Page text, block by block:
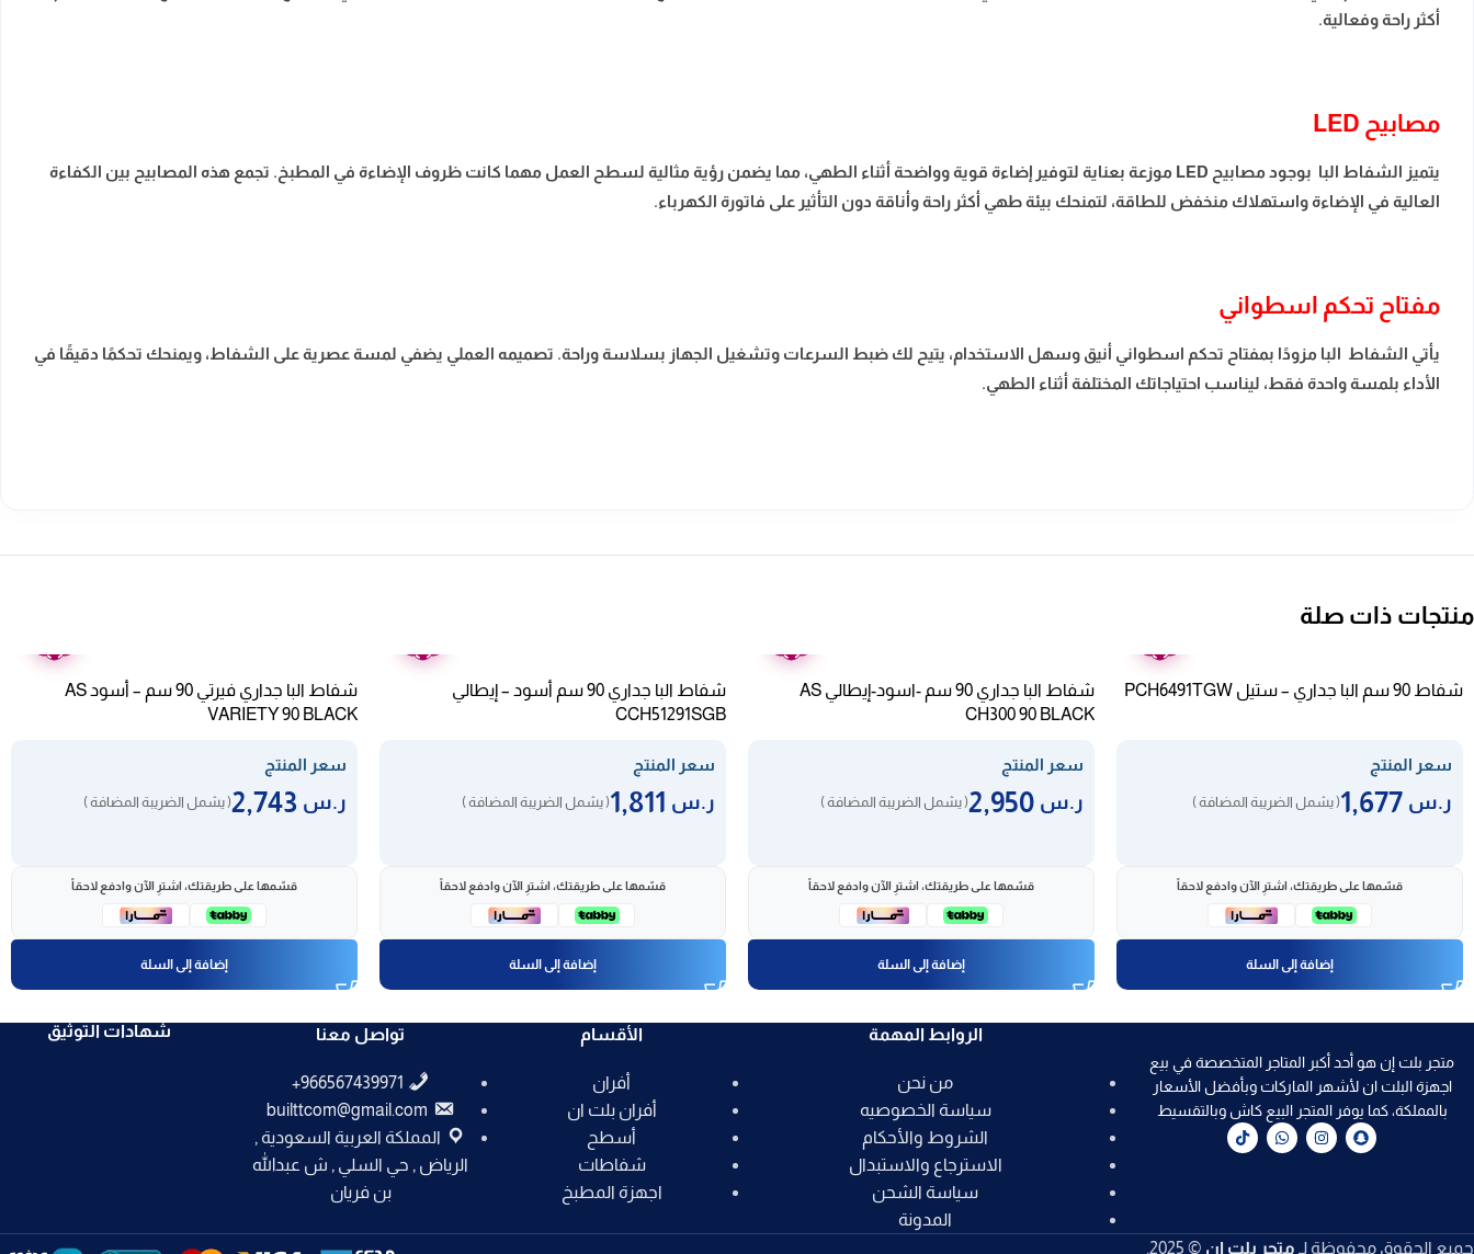
أكثر راحة وفعالية.
مصابيح LED
يتميز الشفاط البا بوجود مصابيح LED موزعة بعناية لتوفير إضاءة قوية وواضحة أثناء الطهي، مما يضمن رؤية مثالية لسطح العمل مهما كانت ظروف الإضاءة في المطبخ. تجمع هذه المصابيح بين الكفاءة
العالية في الإضاءة واستهلاك منخفض للطاقة، لتمنحك بيئة طهي أكثر راحة وأناقة دون التأثير على فاتورة الكهرباء.
مفتاح تحكم اسطواني
يأتي الشفاط البا مزودًا بمفتاح تحكم اسطواني أنيق وسهل الاستخدام، يتيح لك ضبط السرعات وتشغيل الجهاز بسلاسة وراحة. تصميمه العملي يضفي لمسة عصرية على الشفاط، ويمنحك تحكمًا دقيقًا في
الأداء بلمسة واحدة فقط، ليناسب احتياجاتك المختلفة أثناء الطهي.
منتجات ذات صلة
شفاط 90 سم البا جداري – ستيل PCH6491TGW
سعر المنتج
ر.س ( يشمل الضريبة المضافة )
قسّمها على طريقتك، اشترِ الآن وادفع لاحقاً
إضافة إلى السلة
شفاط البا جداري 90 سم -اسود-إيطالي AS
CH300 90 BLACK
سعر المنتج
ر.س ( يشمل الضريبة المضافة )
قسّمها على طريقتك، اشترِ الآن وادفع لاحقاً
إضافة إلى السلة
شفاط البا جداري 90 سم أسود – إيطالي
CCH51291SGB
سعر المنتج
ر.س ( يشمل الضريبة المضافة )
قسّمها على طريقتك، اشترِ الآن وادفع لاحقاً
إضافة إلى السلة
شفاط البا جداري فيرتي 90 سم – أسود AS
VARIETY 90 BLACK
سعر المنتج
ر.س ( يشمل الضريبة المضافة )
قسّمها على طريقتك، اشترِ الآن وادفع لاحقاً
إضافة إلى السلة
متجر بلت إن هو أحد أكبر المتاجر المتخصصة في بيع
اجهزة البلت ان لأشهر الماركات وبأفضل الأسعار
بالمملكة، كما يوفر المتجر البيع كاش وبالتقسيط
الروابط المهمة
من نحن
سياسة الخصوصيه
الشروط والأحكام
الاسترجاع والاستبدال
سياسة الشحن
المدونة
الأقسام
أفران
أفران بلت ان
أسطح
شفاطات
اجهزة المطبخ
تواصل معنا
builttcom@gmail.com
المملكة العربية السعودية ,
الرياض , حي السلي , ش عبدالله
بن فريان
شهادات التوثيق
جميع الحقوق محفوظة لـ متجر بلت إن © 2025.